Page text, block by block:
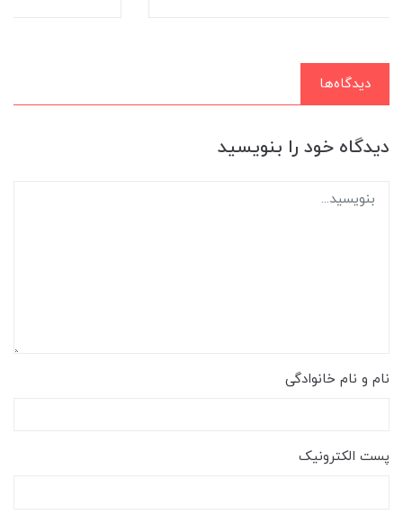
دیدگاه‌ها
دیدگاه خود را بنویسید
نام و نام خانوادگی
پست الکترونیک